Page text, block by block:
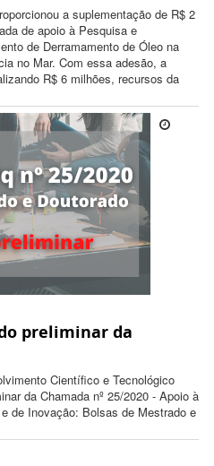
a suplementação de R$ 2
de apoio à Pesquisa e
de Derramamento de Óleo na
no Mar. Com essa adesão, a
R$ 6 milhões, recursos da
preliminar da
Científico e Tecnológico
da Chamada nº 25/2020 - Apoio à
de Inovação: Bolsas de Mestrado e